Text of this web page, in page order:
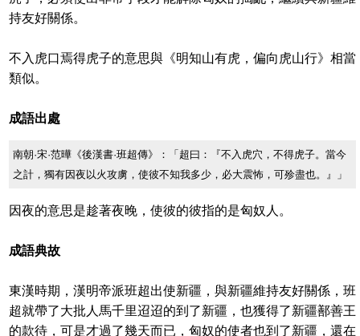
持友好關係。
不入虎口焉得虎子的意思與《明知山有虎，偏向虎山行》相當
類似。
成語出處
南朝·宋·范曄《後漢書·班超傳》：「超曰：『不入虎穴，不得虎子。當今
之計，獨有因夜以火攻虜，使彼不知我多少，必大震怖，可殄盡也。』」
因夜的意思是趁著夜晚，使彼的彼指的是匈奴人。
成語典故
東漢時期，漢明帝派班超出使新疆，與新疆維持友好關係，班
超就帶了大批人馬千里迢迢的到了新疆，也獲得了新疆鄯善王
的款待，可是才過了幾天而已，匈奴的使者也到了新疆，還在